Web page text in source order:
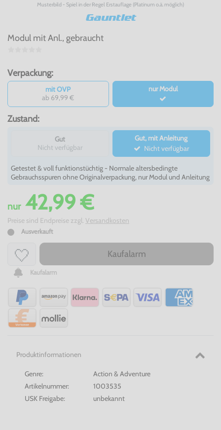
Musterbild - Spiel in der Regel Erstauflage (Platinum o.ä. möglich)
Gauntlet
Modul mit Anl., gebraucht
Verpackung:
mit OVP
ab 69,99 €
nur Modul
Zustand:
Gut
Nicht verfügbar
Gut, mit Anleitung
Nicht verfügbar
Getestet & voll funktionstüchtig - Normale altersbedingte
Gebrauchsspuren ohne Originalverpackung, nur Modul und Anleitung
nur42,99 €
Preise sind Endpreise zzgl. Versandkosten
Ausverkauft
Kaufalarm
Kaufalarm
Produktinformationen
Genre:
Action & Adventure
Artikelnummer:
1003535
USK Freigabe:
unbekannt